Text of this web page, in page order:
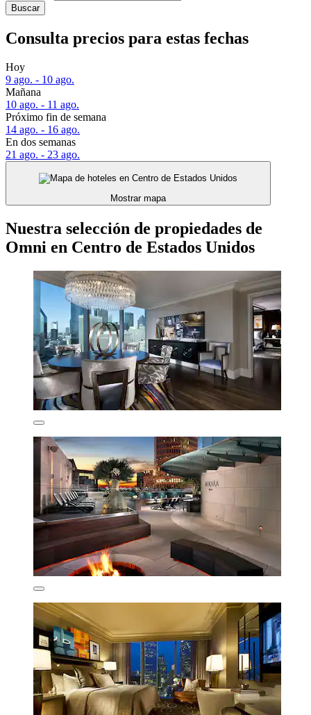
Buscar
Consulta precios para estas fechas
Hoy
9 ago. - 10 ago.
Mañana
10 ago. - 11 ago.
Próximo fin de semana
14 ago. - 16 ago.
En dos semanas
21 ago. - 23 ago.
Mostrar mapa
Nuestra selección de propiedades de
Omni en Centro de Estados Unidos